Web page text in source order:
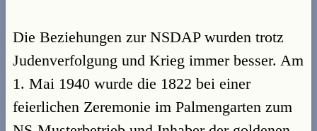
Die Beziehungen zur NSDAP wurden trotz
Judenverfolgung und Krieg immer besser. Am
1. Mai 1940 wurde die 1822 bei einer
feierlichen Zeremonie im Palmengarten zum